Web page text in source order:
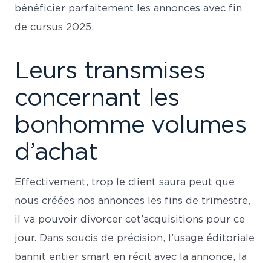
bénéficier parfaitement les annonces avec fin
de cursus 2025.
Leurs transmises
concernant les
bonhomme volumes
d’achat
Effectivement, trop le client saura peut que
nous créées nos annonces les fins de trimestre,
il va pouvoir divorcer cet’acquisitions pour ce
jour. Dans soucis de précision, l’usage éditoriale
bannit entier smart en récit avec la annonce, la